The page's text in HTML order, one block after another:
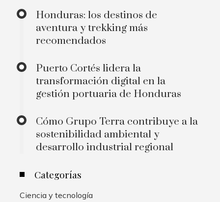
Honduras: los destinos de
aventura y trekking más
recomendados
Puerto Cortés lidera la
transformación digital en la
gestión portuaria de Honduras
Cómo Grupo Terra contribuye a la
sostenibilidad ambiental y
desarrollo industrial regional
Categorías
Ciencia y tecnología